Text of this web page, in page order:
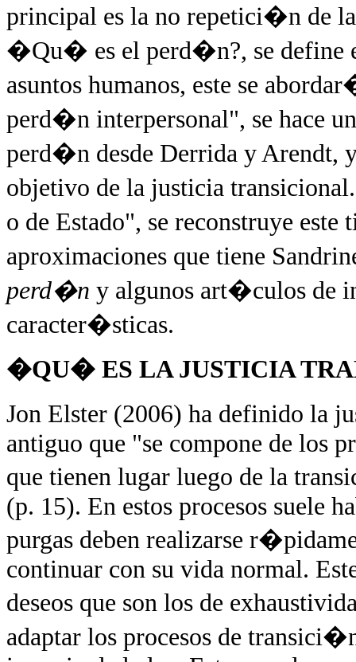
principal es la no repetici�n de
�Qu� es el perd�n?, se define
asuntos humanos, este se
perd�n interpersonal", se hace
perd�n desde Derrida y Arendt,
objetivo de la justicia
o de Estado", se reconstruye
aproximaciones que tiene
perd�n y algunos art�culos de
caracter�sticas.
�QU� ES LA JUSTICIA
Jon Elster (2006) ha definido la
antiguo que "se compone de los
que tienen lugar luego de la
(p. 15). En estos procesos suele
purgas deben realizarse
continuar con su vida normal.
deseos que son los de
adaptar los procesos de